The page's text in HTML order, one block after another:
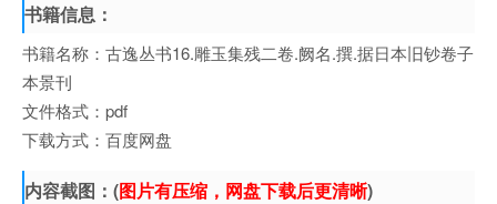
书籍信息：
书籍名称：古逸丛书16.雕玉集残二卷.阙名.撰.据日本旧钞卷子
本景刊
文件格式：pdf
下载方式：百度网盘
内容截图：(图片有压缩，网盘下载后更清晰)